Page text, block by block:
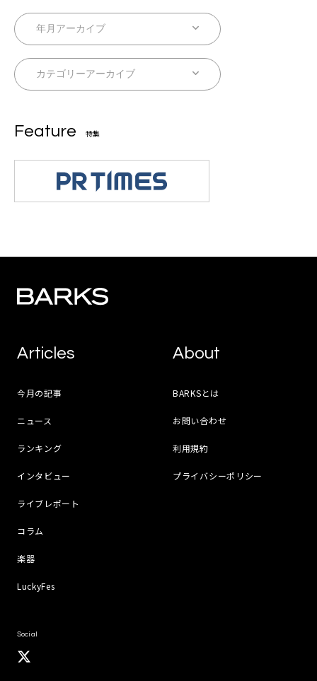
Feature 特集
Articles
今月の記事
ニュース
ランキング
インタビュー
ライブレポート
コラム
楽器
LuckyFes
About
BARKSとは
お問い合わせ
利用規約
プライバシーポリシー
Social